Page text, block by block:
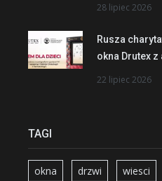
28 lipiec 2026
Rusza
okna Drutex
22 lipiec 2026
TAGI
okna drzwi wiesci